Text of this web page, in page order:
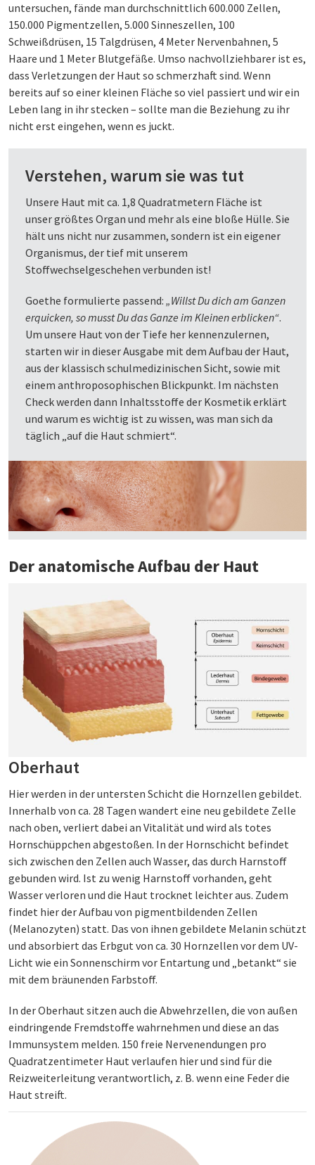
untersuchen, fände man durchschnittlich 600.000 Zellen,
150.000 Pigmentzellen, 5.000 Sinneszellen, 100
Schweißdrüsen, 15 Talgdrüsen, 4 Meter Nervenbahnen, 5
Haare und 1 Meter Blutgefäße. Umso nachvollziehbarer ist es,
dass Verletzungen der Haut so schmerzhaft sind. Wenn
bereits auf so einer kleinen Fläche so viel passiert und wir ein
Leben lang in ihr stecken – sollte man die Beziehung zu ihr
nicht erst eingehen, wenn es juckt.
Verstehen, warum sie was tut
Unsere Haut mit ca. 1,8 Quadratmetern Fläche ist
unser größtes Organ und mehr als eine bloße Hülle. Sie
hält uns nicht nur zusammen, sondern ist ein eigener
Organismus, der tief mit unserem
Stoffwechselgeschehen verbunden ist!
Goethe formulierte passend: „Willst Du dich am Ganzen
erquicken, so musst Du das Ganze im Kleinen erblicken“.
Um unsere Haut von der Tiefe her kennenzulernen,
starten wir in dieser Ausgabe mit dem Aufbau der Haut,
aus der klassisch schulmedizinischen Sicht, sowie mit
einem anthroposophischen Blickpunkt. Im nächsten
Check werden dann Inhaltsstoffe der Kosmetik erklärt
und warum es wichtig ist zu wissen, was man sich da
täglich „auf die Haut schmiert“.
Der anatomische Aufbau der Haut
Oberhaut
Hier werden in der untersten Schicht die Hornzellen gebildet.
Innerhalb von ca. 28 Tagen wandert eine neu gebildete Zelle
nach oben, verliert dabei an Vitalität und wird als totes
Hornschüppchen abgestoßen. In der Hornschicht befindet
sich zwischen den Zellen auch Wasser, das durch Harnstoff
gebunden wird. Ist zu wenig Harnstoff vorhanden, geht
Wasser verloren und die Haut trocknet leichter aus. Zudem
findet hier der Aufbau von pigmentbildenden Zellen
(Melanozyten) statt. Das von ihnen gebildete Melanin schützt
und absorbiert das Erbgut von ca. 30 Hornzellen vor dem UV-
Licht wie ein Sonnenschirm vor Entartung und „betankt“ sie
mit dem bräunenden Farbstoff.
In der Oberhaut sitzen auch die Abwehrzellen, die von außen
eindringende Fremdstoffe wahrnehmen und diese an das
Immunsystem melden. 150 freie Nervenendungen pro
Quadratzentimeter Haut verlaufen hier und sind für die
Reizweiterleitung verantwortlich, z. B. wenn eine Feder die
Haut streift.